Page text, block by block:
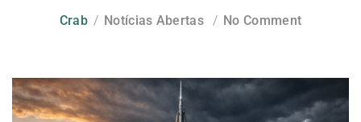
Crab Notícias Abertas No Comment